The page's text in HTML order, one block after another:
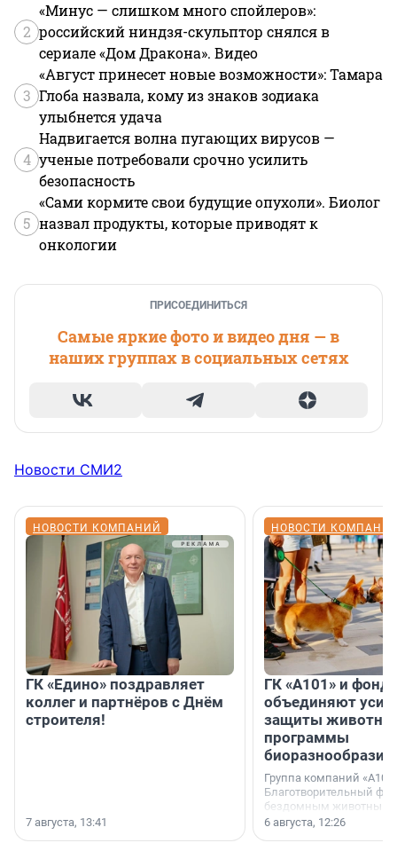
2
«Минус — слишком много спойлеров»:
российский ниндзя-скульптор снялся в
сериале «Дом Дракона». Видео
3
«Август принесет новые возможности»: Тамара
Глоба назвала, кому из знаков зодиака
улыбнется удача
4
Надвигается волна пугающих вирусов —
ученые потребовали срочно усилить
безопасность
5
«Сами кормите свои будущие опухоли». Биолог
назвал продукты, которые приводят к
онкологии
ПРИСОЕДИНИТЬСЯ
Самые яркие фото и видео дня — в
наших группах в социальных сетях
Новости СМИ2
НОВОСТИ КОМПАНИЙ
ГК «Едино» поздравляет
коллег и партнёров с Днём
строителя!
7 августа, 13:41
НОВОСТИ
ГК «А101» и фонд
объединяют
защиты
программы
биоразнообразия
Группа компаний
Благотворительный
бездомным животным
заключили соглашение
6 августа, 12:26